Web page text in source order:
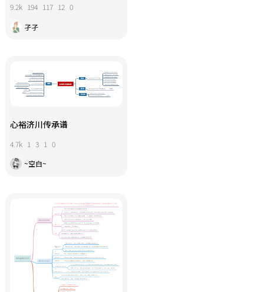
9.2k 194 117 12 0
孑孑
心裕济川传承谱
4.7k 1 3 1 0
~空白~